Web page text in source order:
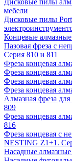
Дисковые пилы
мебели
Дисковые пилы
Концевые
Пазовая фреза с
Серия 810 и 811
Фреза концевая
Фреза концевая
Фреза концевая
Фреза концевая
Алмазная фреза
809
Фреза концевая
816
Фреза концевая с
NESTING Z1+1.
Насадные